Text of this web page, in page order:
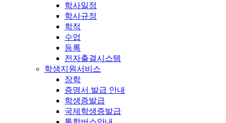
학사일정
학사규정
학적
수업
등록
전자출결시스템
학생지원서비스
장학
증명서 발급 안내
학생증발급
국제학생증발급